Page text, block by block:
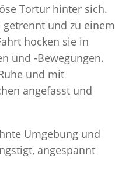
Tortur hinter sich.
und zu einem
hocken sie in
und -Bewegungen.
und mit
angefasst und
Umgebung und
angespannt